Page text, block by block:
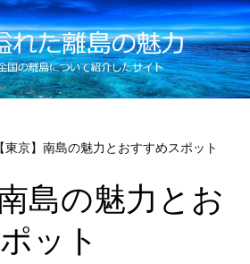
【東京】南島の魅力とおすすめスポット
島の魅力とお
ット